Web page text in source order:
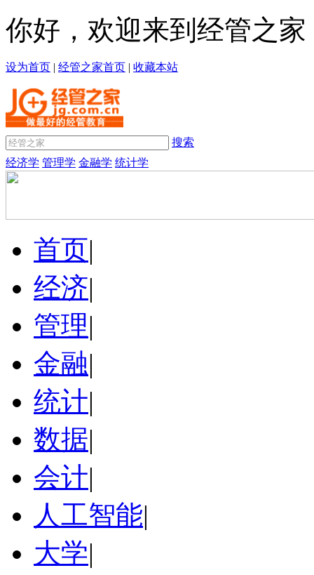
你好，欢迎来到经管之家
设为首页 | 经管之家首页 | 收藏本站
搜索
经济学 管理学 金融学 统计学
首页|
经济|
管理|
金融|
统计|
数据|
会计|
人工智能|
大学|